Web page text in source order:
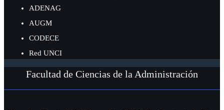
ADENAG
AUGM
CODECE
Red UNCI
Facultad de Ciencias de la Administración